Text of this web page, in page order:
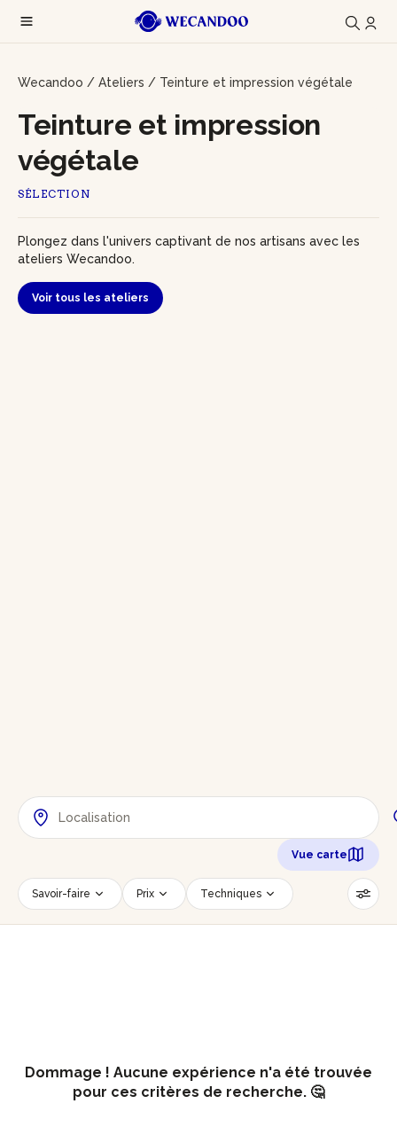
Wecandoo / Ateliers / Teinture et impression végétale
SÉLECTION
Teinture et impression
végétale
Plongez dans l'univers captivant de nos artisans avec les
ateliers Wecandoo.
Voir tous les ateliers
Vue carte
Savoir-faire Prix Techniques
Date Créneau horaire
Dommage ! Aucune expérience n'a été trouvée
pour ces critères de recherche. 🤔